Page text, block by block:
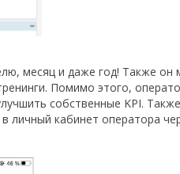
месяц и даже год! Также
Помимо этого,
собственные KPI.
личный кабинет оператора